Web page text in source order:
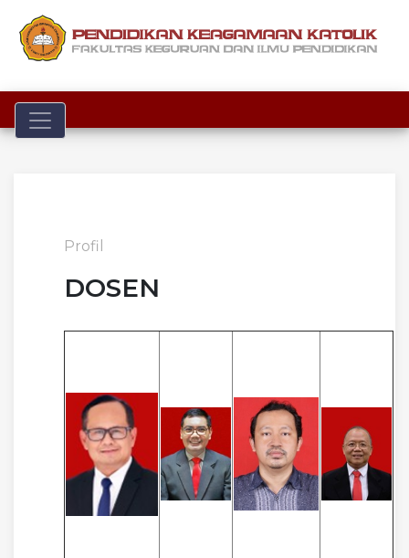
Toggle navigation
Profil
DOSEN